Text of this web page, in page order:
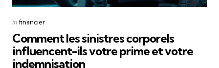
Categories
Posted
infinancier
Comment les sinistres corporels
influencent-ils votre prime et votre
indemnisation